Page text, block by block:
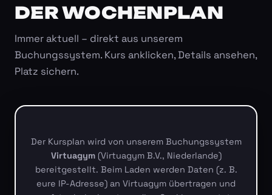
DER WOCHENPLAN
Immer aktuell – direkt aus unserem
Buchungssystem. Kurs anklicken, Details ansehen,
Platz sichern.
Der Kursplan wird von unserem Buchungssystem
Virtuagym(Virtuagym B.V., Niederlande)
bereitgestellt. Beim Laden werden Daten (z. B.
eure IP-Adresse) an Virtuagym übertragen und